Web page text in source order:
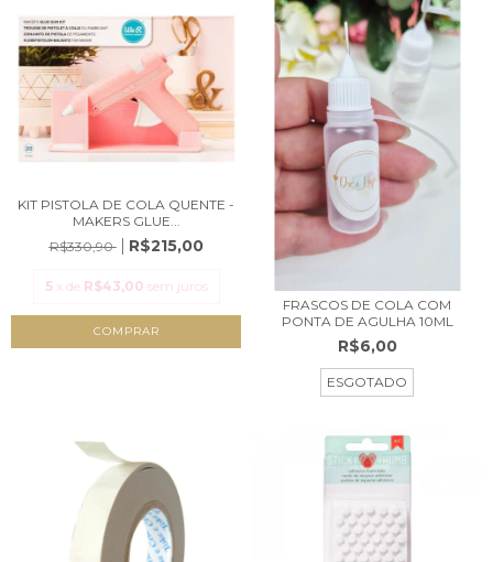
KIT PISTOLA DE COLA QUENTE -
MAKERS GLUE...
R$330,90
R$215,00
5 x de R$43,00 sem juros
COMPRAR
FRASCOS DE COLA COM
PONTA DE AGULHA 10ML
R$6,00
ESGOTADO